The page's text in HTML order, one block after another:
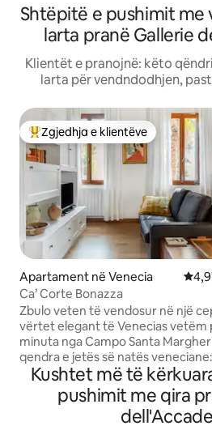
Shtëpitë e pushimit
larta pranë Gallerie
Klientët e pranojnë: këto
larta për vendndodhjen,
Më të mirat e zgjedhjeve të
Zgjedhja e klientëve
Apartament në Venecia
Ca’ Corte Bonazza
Zbulo veten të vendosur në një
vërtet elegant të Venecias vetëm
minuta nga Campo Santa
qendra e jetës së natës
e gjallë dhe pranë zonës
Ca' Foscari. Një shkallë e stilit venecian të
çon në apartamentin që ndodhet
katin e parë. Pikërisht sepse
Kushtet më të
pushimit me qira